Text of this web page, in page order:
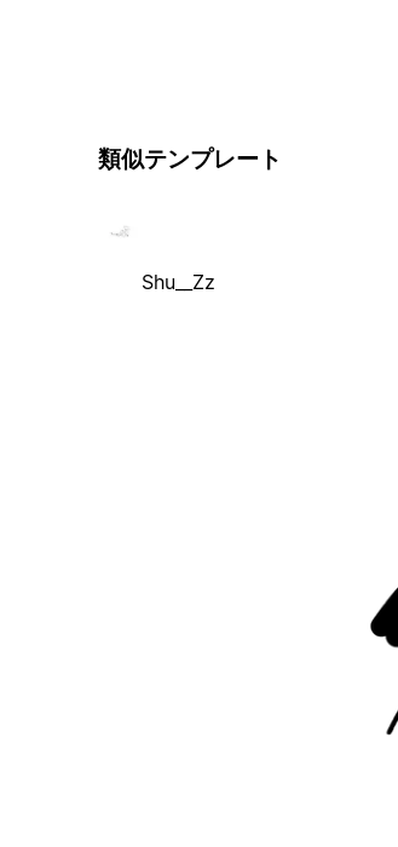
類似テンプレート
Shu__Zz